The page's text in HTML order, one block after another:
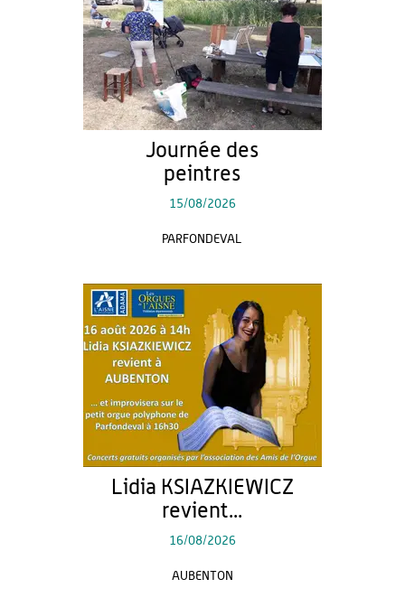
Journée des
peintres
15/08/2026
PARFONDEVAL
Lidia KSIAZKIEWICZ
revient...
16/08/2026
AUBENTON